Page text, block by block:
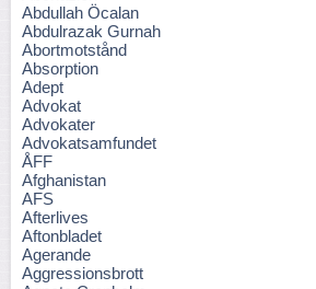
Abdullah Öcalan
Abdulrazak Gurnah
Abortmotstånd
Absorption
Adept
Advokat
Advokater
Advokatsamfundet
ÅFF
Afghanistan
AFS
Afterlives
Aftonbladet
Agerande
Aggressionsbrott